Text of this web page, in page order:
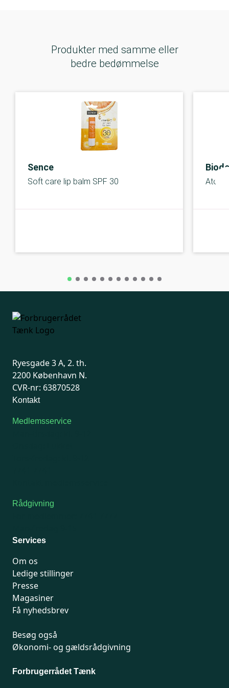
Produkter med samme eller
bedre bedømmelse
Sence
Soft care lip balm SPF 30
Ryesgade 3 A, 2. th.
2200 København N.
CVR-nr: 63870528
Kontakt
Medlemsservice
Rådgivning
Services
Om os
Ledige stillinger
Presse
Magasiner
Få nyhedsbrev
Besøg også
Økonomi- og gældsrådgivning
Forbrugerrådet Tænk